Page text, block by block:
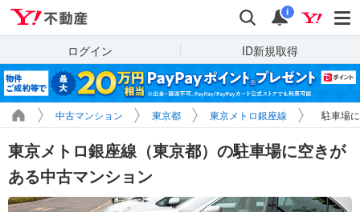
検索 通知
i
ログイン ID新規取得
中古マンション 東京都 東京メトロ銀座線 駐車場
東京メトロ銀座線（東京都）の駐車場に空きが
ある中古マンション